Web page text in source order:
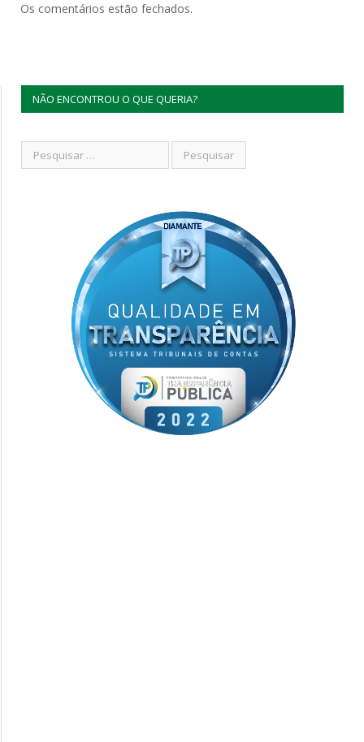
Os comentários estão fechados.
NÃO ENCONTROU O QUE QUERIA?